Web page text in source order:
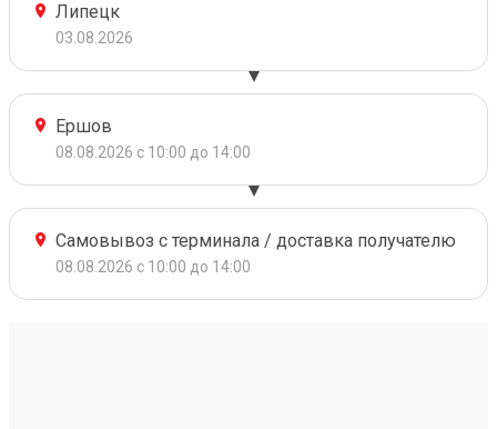
Липецк
03.08.2026
Ершов
08.08.2026 с 10:00 до 14:00
Самовывоз с терминала / доставка получателю
08.08.2026 с 10:00 до 14:00